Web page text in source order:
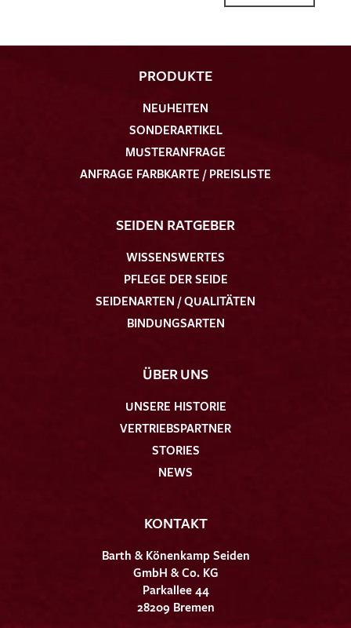
PRODUKTE
NEUHEITEN
SONDERARTIKEL
MUSTERANFRAGE
ANFRAGE FARBKARTE / PREISLISTE
SEIDEN RATGEBER
WISSENSWERTES
PFLEGE DER SEIDE
SEIDENARTEN / QUALITÄTEN
BINDUNGSARTEN
ÜBER UNS
UNSERE HISTORIE
VERTRIEBSPARTNER
STORIES
NEWS
KONTAKT
Barth & Könenkamp Seiden
GmbH & Co. KG
Parkallee 44
28209 Bremen